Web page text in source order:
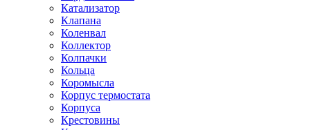
Катализатор
Клапана
Коленвал
Коллектор
Колпачки
Кольца
Коромысла
Корпус термостата
Корпуса
Крестовины